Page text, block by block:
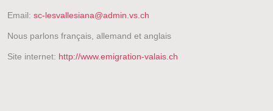
Email: sc-lesvallesiana@admin.vs.ch
Nous parlons français, allemand et anglais
Site internet: http://www.emigration-valais.ch